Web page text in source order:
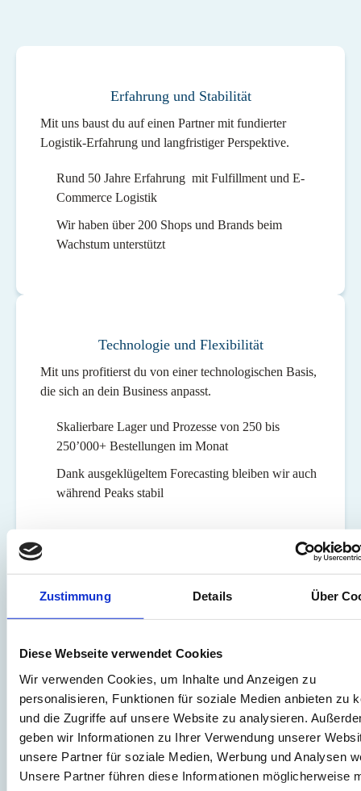
Zustimmung Details Über
Diese Webseite verwendet Cookies
Wir verwenden Cookies, um Inhalte und Anzeigen zu
personalisieren, Funktionen für soziale Medien anbieten zu
und die Zugriffe auf unsere Website zu analysieren.
geben wir Informationen zu Ihrer Verwendung unserer
unsere Partner für soziale Medien, Werbung und Analysen
Unsere Partner führen diese Informationen möglicherweise
Erfahrung und Stabilität
Mit uns baust du auf einen Partner mit fundierter
Logistik-Erfahrung und langfristiger Perspektive.
Rund 50 Jahre Erfahrung mit Fulfillment und E-
Commerce Logistik
Wir haben über 200 Shops und Brands beim
Wachstum unterstützt
Technologie und Flexibilität
Mit uns profitierst du von einer technologischen Basis,
die sich an dein Business anpasst.
Skalierbare Lager und Prozesse von 250 bis
250’000+ Bestellungen im Monat
Dank ausgeklügeltem Forecasting bleiben wir auch
während Peaks stabil
Expertise mit Fashion & Retouren
Wir verarbeiten jedes Jahr rund 29 Millionen Retouren,
stammt.
Grösster Schweizer Fashionhändler ist Teil unseres
Kundenstamms
Eigenes Retourentool für optimale Prozesse in der
Retourenverarbeitung